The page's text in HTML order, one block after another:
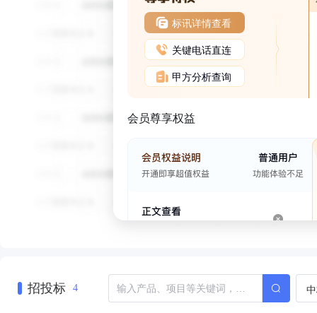
标讯详情查看
关键电话直连
甲方分析查询
会员尊享权益
招投标 4